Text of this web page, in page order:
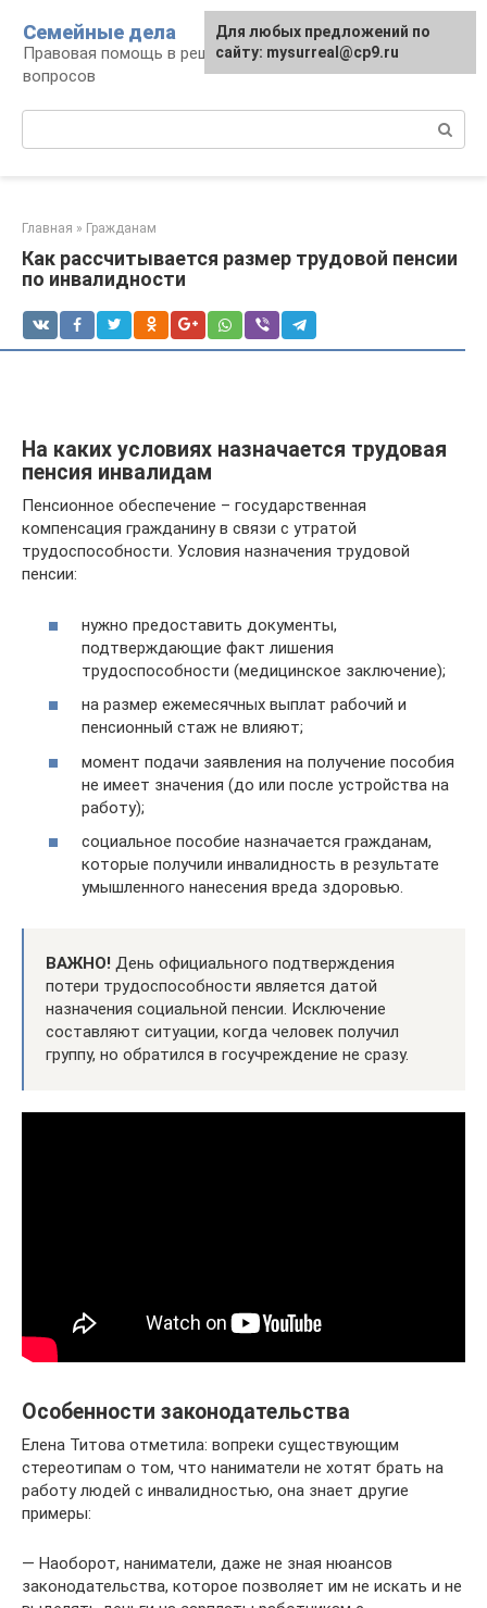
контенту
Семейные дела
Правовая помощь в решении семейных
вопросов
Главная » Гражданам
Как рассчитывается размер трудовой пенсии
по инвалидности
На каких условиях назначается трудовая
пенсия инвалидам
Пенсионное обеспечение – государственная
компенсация гражданину в связи с утратой
трудоспособности. Условия назначения трудовой
пенсии:
нужно предоставить документы,
подтверждающие факт лишения
трудоспособности (медицинское заключение);
на размер ежемесячных выплат рабочий и
пенсионный стаж не влияют;
момент подачи заявления на получение пособия
не имеет значения (до или после устройства на
работу);
социальное пособие назначается гражданам,
которые получили инвалидность в результате
умышленного нанесения вреда здоровью.
ВАЖНО! День официального подтверждения
потери трудоспособности является датой
назначения социальной пенсии. Исключение
составляют ситуации, когда человек получил
группу, но обратился в госучреждение не сразу.
Особенности законодательства
Елена Титова отметила: вопреки существующим
стереотипам о том, что наниматели не хотят брать на
работу людей с инвалидностью, она знает другие
примеры:
— Наоборот, наниматели, даже не зная нюансов
законодательства, которое позволяет им не искать и не
Для любых предложений по
сайту: mysurreal@cp9.ru